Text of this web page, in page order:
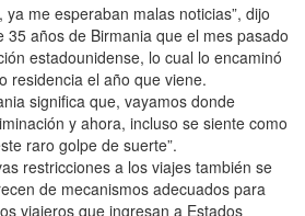
me esperaban malas noticias”, dijo
35 años de Birmania que el mes pasado
estadounidense, lo cual lo encaminó
residencia el año que viene.
significa que, vayamos donde
y ahora, incluso se siente como
raro golpe de suerte”.
restricciones a los viajes también se
de mecanismos adecuados para
viajeros que ingresan a Estados